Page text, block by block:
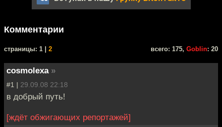
Комментарии
cтраницы: 1 | 2 всего: 175, Goblin: 20
cosmolexa »
#1 | 29.09.08 22:18
в добрый путь!
[ждёт обжигающих репортажей]